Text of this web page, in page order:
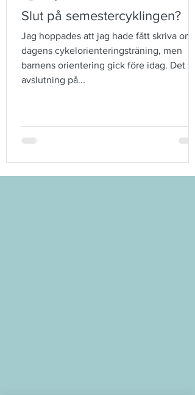
Slut på semestercyklingen?
Jag hoppades att jag hade fått skriva om
dagens cykelorienteringsträning, men
barnens orientering gick före idag. Det var
avslutning på...